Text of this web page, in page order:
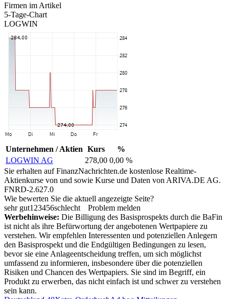
Firmen im Artikel
5-Tage-Chart
LOGWIN
Unternehmen / Aktien Kurs
%
LOGWIN AG
278,00 0,00 %
Sie erhalten auf FinanzNachrichten.de kostenlose Realtime-
Aktienkurse von und sowie Kurse und Daten von ARIVA.DE AG.
FNRD-2.627.0
Wie bewerten Sie die aktuell angezeigte Seite?
sehr gut1 23456schlecht
Problem melden
Werbehinweise: Die Billigung des Basisprospekts durch die BaFin
ist nicht als ihre Befürwortung der angebotenen Wertpapiere zu
verstehen. Wir empfehlen Interessenten und potenziellen Anlegern
den Basisprospekt und die Endgültigen Bedingungen zu lesen,
bevor sie eine Anlageentscheidung treffen, um sich möglichst
umfassend zu informieren, insbesondere über die potenziellen
Risiken und Chancen des Wertpapiers. Sie sind im Begriff, ein
Produkt zu erwerben, das nicht einfach ist und schwer zu verstehen
sein kann.